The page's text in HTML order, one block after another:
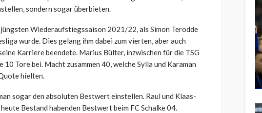
sondern sogar überbieten.
Wiederaufstiegssaison 2021/22, als Simon Terodde
wurde. Dies gelang ihm dabei zum vierten, aber auch
Karriere beendete. Marius Bülter, inzwischen für die TSG
Tore bei. Macht zusammen 40, welche Sylla und Karaman
hielten.
sogar den absoluten Bestwert einstellen. Raul und Klaas-
Bestand habenden Bestwert beim FC Schalke 04.